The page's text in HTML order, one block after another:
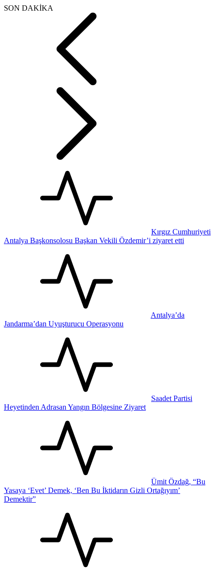
SON DAKİKA
Kırgız Cumhuriyeti
Antalya Başkonsolosu Başkan Vekili Özdemir’i ziyaret etti
Antalya’da
Jandarma’dan Uyuşturucu Operasyonu
Saadet Partisi
Heyetinden Adrasan Yangın Bölgesine Ziyaret
Ümit Özdağ, “Bu
Yasaya ‘Evet’ Demek, ‘Ben Bu İktidarın Gizli Ortağıyım’
Demektir”